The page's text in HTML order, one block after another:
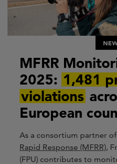
MFRR
2025: 1,481
violations
European
As a consortium partner
Rapid Response (MFRR),
(FPU) contributes to